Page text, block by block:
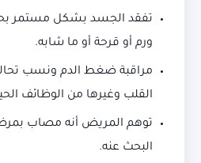
تفقد الجسد بشكل مستمر
ورم أو قرحة أو ما شابه.
مراقبة ضغط الدم ونسب
القلب وغيرها من الوظائف
توهم المريض أنه مصاب
البحث عنه.